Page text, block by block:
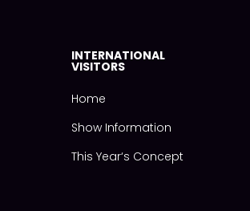
INTERNATIONAL
VISITORS
Home
Show Information
This Year‘s Concept